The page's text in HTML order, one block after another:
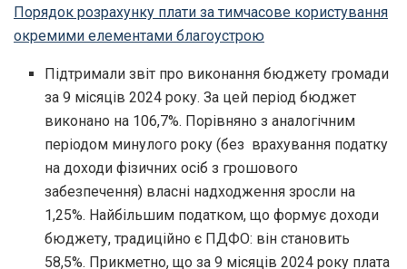
Порядок розрахунку плати за тимчасове користування
окремими елементами благоустрою
Підтримали звіт про виконання бюджету громади
за 9 місяців 2024 року. За цей період бюджет
виконано на 106,7%. Порівняно з аналогічним
періодом минулого року (без врахування податку
на доходи фізичних осіб з грошового
забезпечення) власні надходження зросли на
1,25%. Найбільшим податком, що формує доходи
бюджету, традиційно є ПДФО: він становить
58,5%. Прикметно, що за 9 місяців 2024 року плата